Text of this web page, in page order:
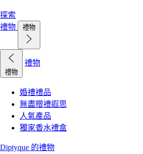
探索
禮物
禮物
禮物
禮物
婚禮禮品
無盡贈禮遐思
人氣產品
獨家香水禮盒
Diptyque 的禮物